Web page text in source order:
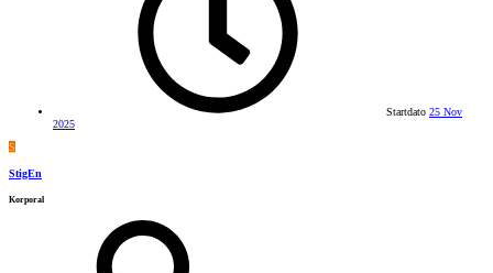
Startdato 25 Nov
2025
S
StigEn
Korporal